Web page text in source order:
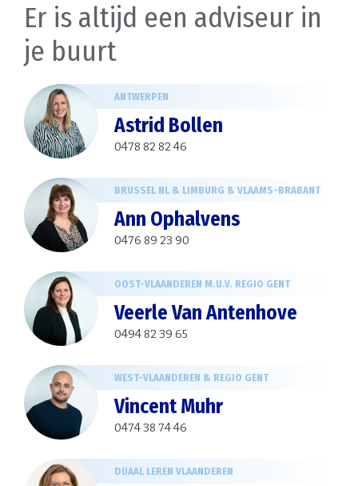
Er is altijd een adviseur in
je buurt
ANTWERPEN
Astrid Bollen
0478 82 82 46
BRUSSEL NL & LIMBURG & VLAAMS-BRABANT
Ann Ophalvens
0476 89 23 90
OOST-VLAANDEREN M.U.V. REGIO GENT
Veerle Van Antenhove
0494 82 39 65
WEST-VLAANDEREN & REGIO GENT
Vincent Muhr
0474 38 74 46
DUAAL LEREN VLAANDEREN